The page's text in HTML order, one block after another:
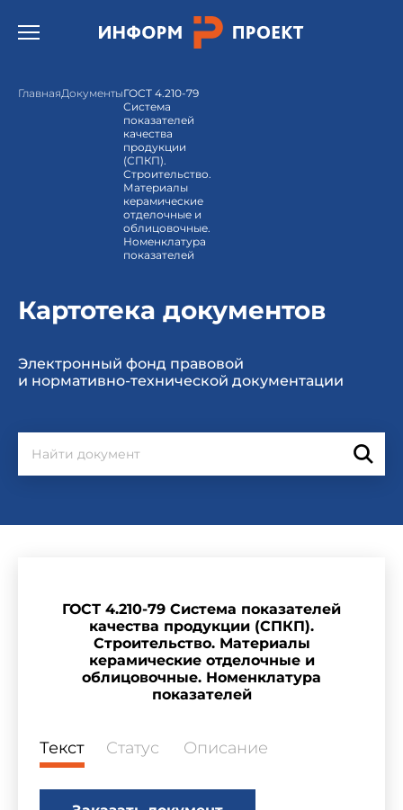
Открыть бургер меню.
ГлавнаяДокументыГОСТ 4.210-79
Система
показателей
качества
продукции
(СПКП).
Строительство.
Материалы
керамические
отделочные и
облицовочные.
Номенклатура
показателей
Картотека документов
Электронный фонд правовой
и нормативно-технической документации
ГОСТ 4.210-79 Система показателей
качества продукции (СПКП).
Строительство. Материалы
керамические отделочные и
облицовочные. Номенклатура
показателей
Текст Статус Описание